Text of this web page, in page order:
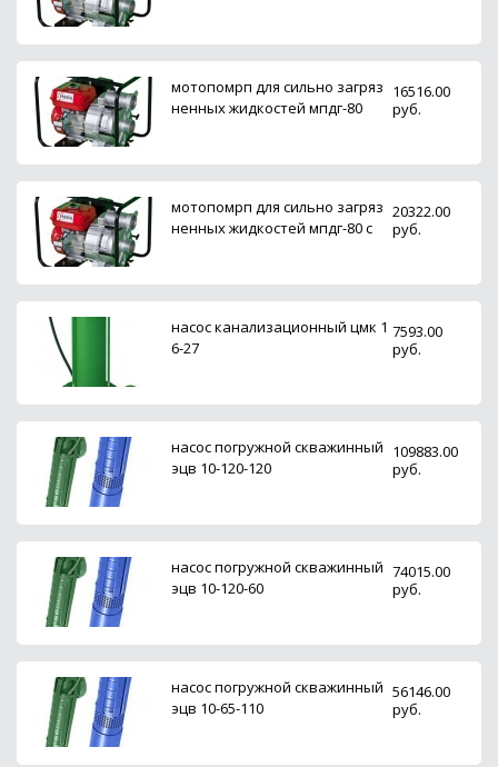
мотопомрп для сильно загряз
ненных жидкостей мпдг-80
16516.00
руб.
мотопомрп для сильно загряз
ненных жидкостей мпдг-80 с
20322.00
руб.
насос канализационный цмк 1
6-27
7593.00
руб.
насос погружной скважинный
эцв 10-120-120
109883.00
руб.
насос погружной скважинный
эцв 10-120-60
74015.00
руб.
насос погружной скважинный
эцв 10-65-110
56146.00
руб.